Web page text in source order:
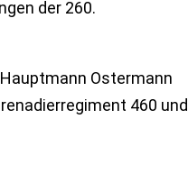
der 260.
Ostermann
460 und